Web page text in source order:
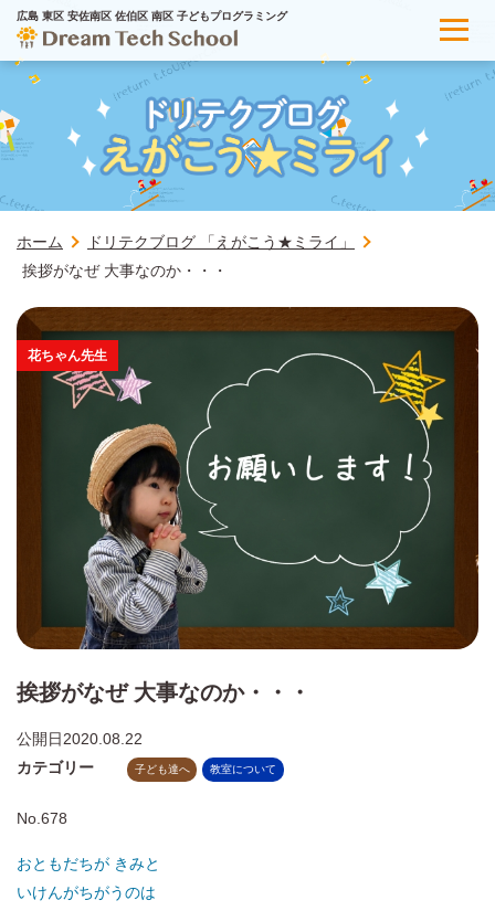
広島 東区 安佐南区 佐伯区 南区 子どもプログラミング
ホーム
ドリテクブログ 「えがこう★ミライ」
挨拶がなぜ 大事なのか・・・
花ちゃん先生
挨拶がなぜ 大事なのか・・・
公開日2020.08.22
カテゴリー
子ども達へ 教室について
No.678
おともだちが きみと
いけんがちがうのは